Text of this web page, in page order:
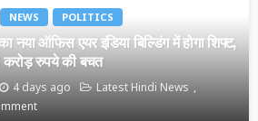
NEWS POLITICS
नया ऑफिस एयर इंडिया बिल्डिंग में होगा शिफ्ट,
करोड़ रुपये की बचत
4 days ago
Latest Hindi News